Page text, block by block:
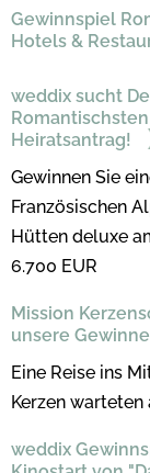
Gewinnspiel
Hotels &
weddix sucht
Romantischsten
Heiratsantrag!
Gewinnen Sie
Französischen
Hütten deluxe
6.700 EUR
Mission
unsere
Eine Reise ins
Kerzen warteten
weddix